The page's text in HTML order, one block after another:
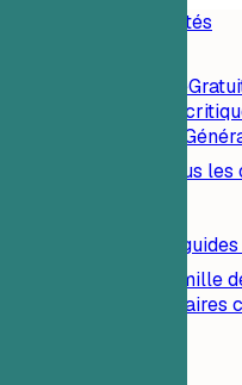
Fonctionnalités
Score CV instantané
Analyse
Tous
Conseils et
Parcourir par famille
Mises en page claires